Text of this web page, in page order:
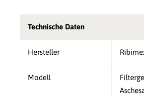
Technische Daten
Hersteller
Modell